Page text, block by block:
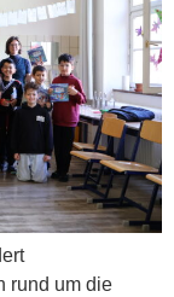
rund um die